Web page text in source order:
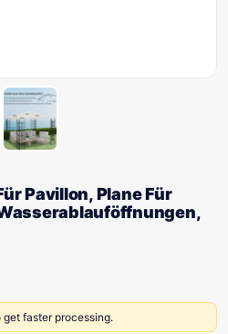
Pavillon, Plane Für
get faster processing.